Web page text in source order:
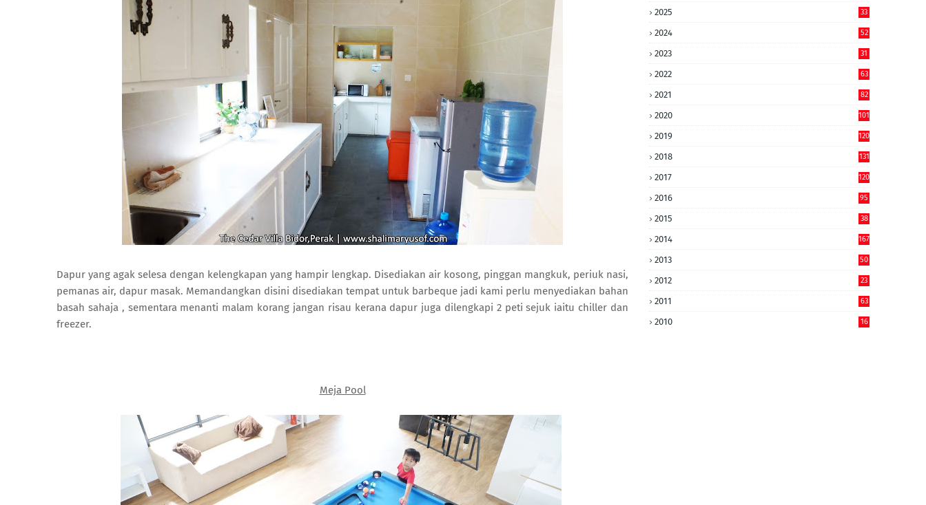
Dapur yang agak selesa dengan kelengkapan yang hampir lengkap. Disediakan air kosong, pinggan mangkuk, periuk nasi,
pemanas air, dapur masak. Memandangkan disini disediakan tempat untuk barbeque jadi kami perlu menyediakan bahan
basah sahaja , sementara menanti malam korang jangan risau kerana dapur juga dilengkapi 2 peti sejuk iaitu chiller dan
freezer.
Meja Pool
2025 33
2024 52
2023 31
2022 63
2021 82
2020 101
2019 120
2018 131
2017 120
2016 95
2015 38
2014 167
2013 50
2012 23
2011 63
2010 16